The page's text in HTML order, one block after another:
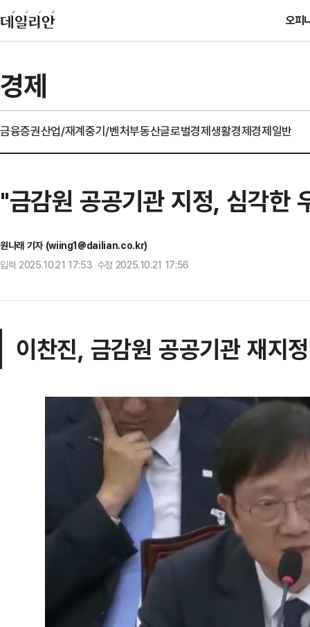
오피
경제
금융증권산업/재계중기/벤처부동산글로벌경제생활경제경제일반
"금감원 공공기관 지정, 심각
원나래 기자 (wiing1@dailian.co.kr)
입력 2025.10.21 17:53 수정 2025.10.21 17:56
이찬진, 금감원 공공기관 재지